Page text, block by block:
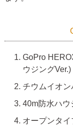
GoPro
ウジング
チウムイオ
40m防水ハウ
オープンタ